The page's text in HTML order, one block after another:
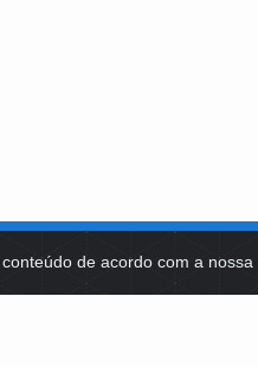
de acordo com a nossa
IDENTIDADE VISUAL